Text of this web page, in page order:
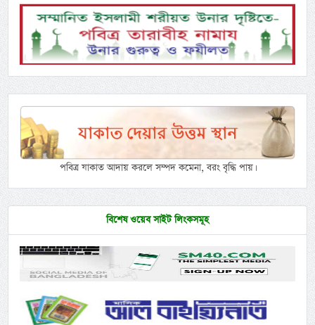
পবিত্র যাকাত আদায় করলে সম্পদ কমেনা, বরং বৃদ্ধি পায়।
বিশেষ ওয়েব সাইট লিংকসমূহ